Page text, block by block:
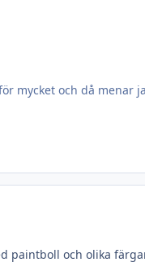
mycket och då menar
paintboll och olika